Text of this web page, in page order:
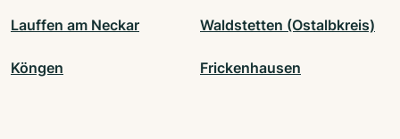
Lauffen am Neckar Waldstetten (Ostalbkreis)
Köngen Frickenhausen